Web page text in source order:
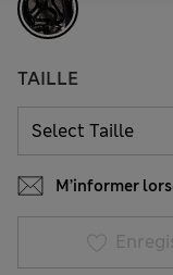
TAILLE
M’informer